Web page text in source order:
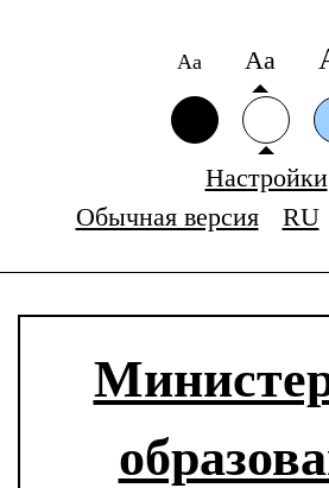
Аа Аа
Настройки
Обычная версия
RU